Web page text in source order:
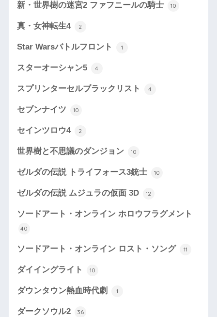
新・世界樹の迷宮2 ファフニールの騎士 10
真・女神転生4 2
Star Warsバトルフロント 1
スターオーシャン5 4
スプリンターセルブラックリスト 4
セブンナイツ 10
セインツロウ4 2
世界樹と不思議のダンジョン 10
ゼルダの伝説 トライフォース3銃士 10
ゼルダの伝説 ムジュラの仮面 3D 12
ソードアート・オンライン ホロウフラグメント
40
ソードアート・オンライン ロスト・ソング 11
ダイイングライト 10
ダウンタウン熱血時代劇 1
ダークソウル2 36